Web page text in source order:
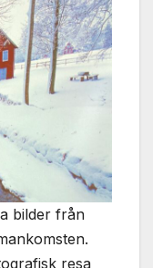
bilder från
resa